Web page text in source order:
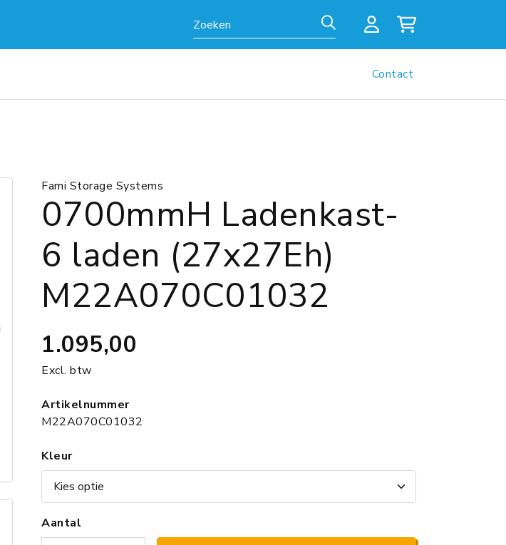
Zoeken
Contact
Fami Storage Systems
0700mmH Ladenkast-
6 laden (27x27Eh)
M22A070C01032
1.095,00
Excl. btw
Artikelnummer
M22A070C01032
Kleur
Aantal